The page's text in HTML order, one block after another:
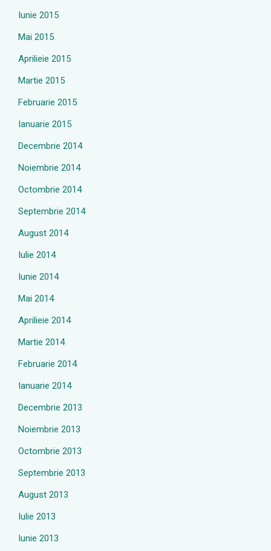
Iunie 2015
Mai 2015
Aprilieie 2015
Martie 2015
Februarie 2015
Ianuarie 2015
Decembrie 2014
Noiembrie 2014
Octombrie 2014
Septembrie 2014
August 2014
Iulie 2014
Iunie 2014
Mai 2014
Aprilieie 2014
Martie 2014
Februarie 2014
Ianuarie 2014
Decembrie 2013
Noiembrie 2013
Octombrie 2013
Septembrie 2013
August 2013
Iulie 2013
Iunie 2013